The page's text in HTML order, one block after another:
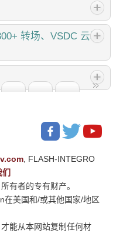
程，今天我想分享它如
，沒有隱藏成本或煩人
陷阱 還記得我在亞利桑那
在一個流行的免費編輯
大的浮水印毀了我的作
了40%。 就在那時，我找
以置信：真正無浮水印輸
並獲得了完美質量的最終
的参与。在仔细审阅您
问题，并引入了旨在提
文本转换工具、精灵自动
，VSDC...
选择范围极其多样化，越
可以找到一份关于顶级
增添原创性。不管您是在
功能，还是用户友好的界
，找到最适合您需求和
转场、VSDC 云和
功能，例如新的AI 辅助
行高级颜色校正，并提
，为黑白电影添加色彩的
整个过程。今天，我们
喜爱的黑白电影是如何
并学习如何在
, FLASH-INTEGRO
们
有者的专有财产。
在美国和/或其他国家/地区
能从本网站复制任何材